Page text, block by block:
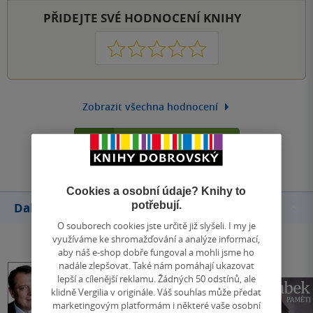
PŘIDEJTE SVÉ HODNOCENÍ KNIHY
1 2 3 4 5
Zobrazit všechna hodnocení
Přidat hodnocení
Další knihy autora
Cookies a osobní údaje? Knihy to
potřebují.
O souborech cookies jste určitě již slyšeli. I my je
využíváme ke shromažďování a analýze informací,
aby náš e-shop dobře fungoval a mohli jsme ho
nadále zlepšovat. Také nám pomáhají ukazovat
lepší a cílenější reklamu. Žádných 50 odstínů, ale
klidně Vergilia v originále. Váš souhlas může předat
marketingovým platformám i některé vaše osobní